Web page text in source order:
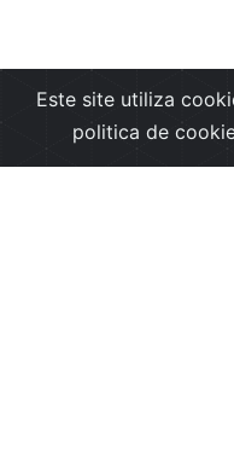
Filtros
Este site utiliza
politica de